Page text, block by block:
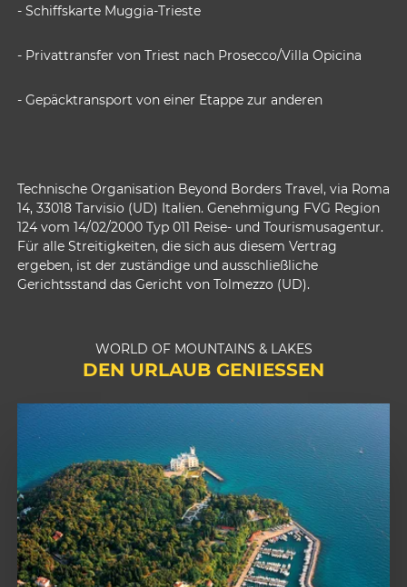
- Schiffskarte Muggia-Trieste
- Privattransfer von Triest nach Prosecco/Villa Opicina
- Gepäcktransport von einer Etappe zur anderen
Technische Organisation Beyond Borders Travel, via Roma
14, 33018 Tarvisio (UD) Italien. Genehmigung FVG Region
124 vom 14/02/2000 Typ 011 Reise- und Tourismusagentur.
Für alle Streitigkeiten, die sich aus diesem Vertrag
ergeben, ist der zuständige und ausschließliche
Gerichtsstand das Gericht von Tolmezzo (UD).
WORLD OF MOUNTAINS & LAKES
DEN URLAUB GENIESSEN